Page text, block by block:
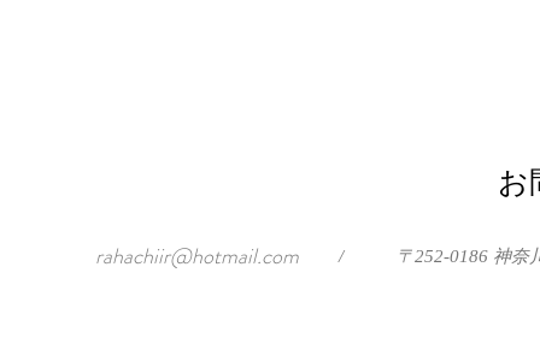
お
rahachiir@hotmail.com / 〒252-0186 神奈